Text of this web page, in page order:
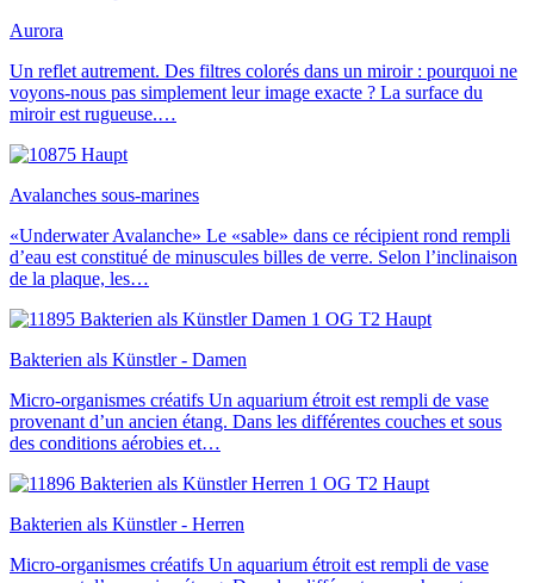
Aurora
Un reflet autrement. Des filtres colorés dans un miroir : pourquoi ne
voyons-nous pas simplement leur image exacte ? La surface du
miroir est rugueuse.…
Avalanches sous-marines
«Underwater Avalanche» Le «sable» dans ce récipient rond rempli
d’eau est constitué de minuscules billes de verre. Selon l’inclinaison
de la plaque, les…
Bakterien als Künstler - Damen
Micro-organismes créatifs Un aquarium étroit est rempli de vase
provenant d’un ancien étang. Dans les différentes couches et sous
des conditions aérobies et…
Bakterien als Künstler - Herren
Micro-organismes créatifs Un aquarium étroit est rempli de vase